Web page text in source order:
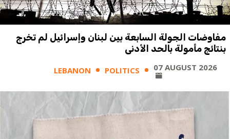
مفاوضات الجولة السابعة بين لبنان وإسرائيل لم تخرج
بنتائج مأمولة بالحد الأدنى
LEBANON POLITICS 07 AUGUST 2026